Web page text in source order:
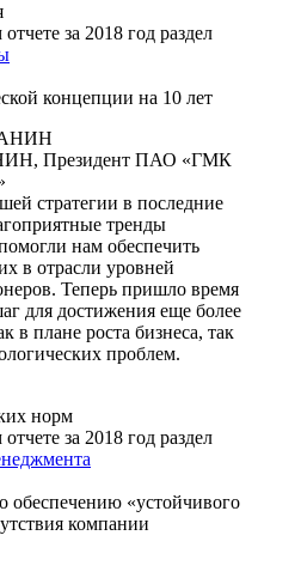
за 2018 год раздел
концепции на 10 лет
Президент ПАО «ГМК
стратегии в последние
тренды
нам обеспечить
в отрасли уровней
Теперь пришло время
для достижения еще более
в плане роста бизнеса, так
проблем.
норм
за 2018 год раздел
обеспечению «устойчивого
компании